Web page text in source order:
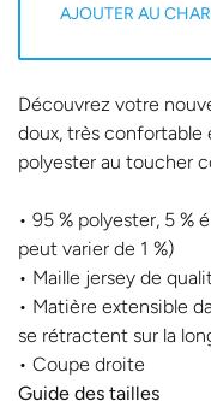
AJOUTER AU
Découvrez votre
doux, très confortable
polyester au toucher
• 95 % polyester, 5 %
peut varier de 1 %)
• Maille jersey de
• Matière extensible
se rétractent sur la
• Coupe droite
Guide des tailles